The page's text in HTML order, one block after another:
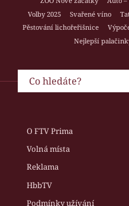
Volby 2025
Svařené víno
Pěstování lichořeřišnice
Nejlepší
O FTV Prima
Volná místa
Reklama
HbbTV
Podmínky užívání